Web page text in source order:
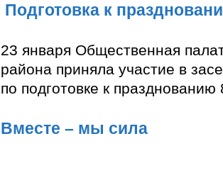
Подготовка к
23 января Общественная
района приняла участие в
по подготовке к
Вместе – мы сила